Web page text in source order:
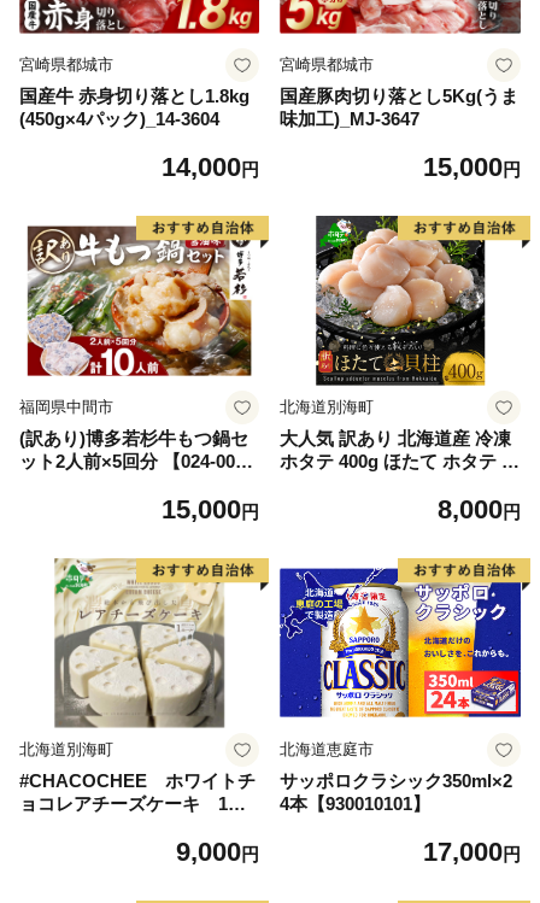
宮崎県都城市
国産牛 赤身切り落とし1.8kg
(450g×4パック)_14-3604
14,000円
宮崎県都城市
国産豚肉切り落とし5Kg(うま
味加工)_MJ-3647
15,000円
福岡県中間市
(訳あり)博多若杉牛もつ鍋セ
ット2人前×5回分 【024-002
15,000円
北海道別海町
大人気 訳あり 北海道産 冷凍
ホタテ 400g ほたて ホタテ 帆
8,000円
北海道別海町
#CHACOCHEE ホワイトチ
ョコレアチーズケーキ 1ホ
海町,チーズ,ちーず,チーズケ
9,000円
北海道恵庭市
サッポロクラシック350ml×2
4本【930010101】
17,000円